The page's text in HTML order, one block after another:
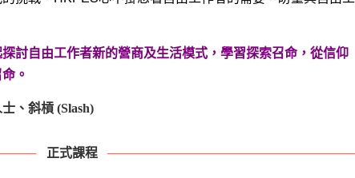
討自由工作者新的營商及生活模式，學習探索召命，從信仰
命 。
、斜槓 (Slash)
正式課程